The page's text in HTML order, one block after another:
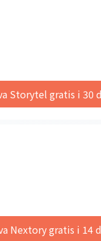
Storytel gratis i 30
Nextory gratis i 14